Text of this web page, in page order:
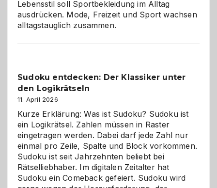
Lebensstil soll Sportbekleidung im Alltag
ausdrücken. Mode, Freizeit und Sport wachsen
alltagstauglich zusammen.
Sudoku entdecken: Der Klassiker unter
den Logikrätseln
11. April 2026
Kurze Erklärung: Was ist Sudoku? Sudoku ist
ein Logikrätsel. Zahlen müssen in Raster
eingetragen werden. Dabei darf jede Zahl nur
einmal pro Zeile, Spalte und Block vorkommen.
Sudoku ist seit Jahrzehnten beliebt bei
Rätselliebhaber. Im digitalen Zeitalter hat
Sudoku ein Comeback gefeiert. Sudoku wird